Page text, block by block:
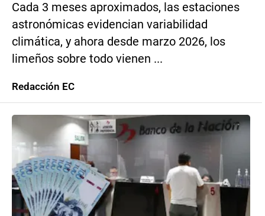
Cada 3 meses aproximados, las estaciones
astronómicas evidencian variabilidad
climática, y ahora desde marzo 2026, los
limeños sobre todo vienen ...
Redacción EC